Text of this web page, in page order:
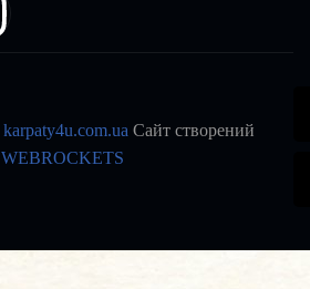
karpaty4u.com.ua Сайт створений
WEBROCKETS